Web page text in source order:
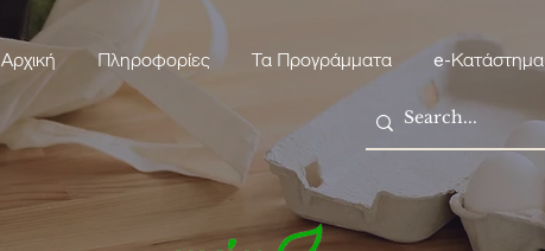
Αρχική Πληροφορίες Τα Προγράμματα e-Κατάστημα